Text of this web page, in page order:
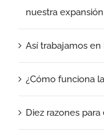
nuestra
Así trabajamos en
¿Cómo funciona
Diez razones para